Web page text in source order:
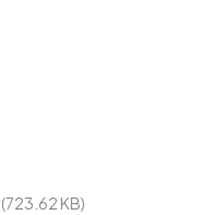
(723.62 KB)